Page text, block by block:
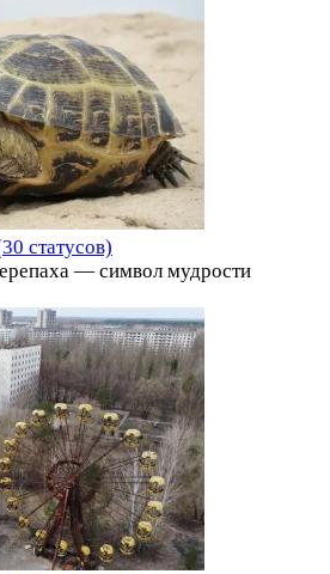
статусов)
— символ мудрости